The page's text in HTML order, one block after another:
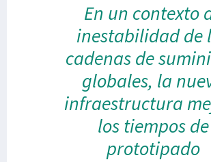
En un contexto
inestabilidad de
cadenas de
globales, la
infraestructura
los tiempos de
prototipado